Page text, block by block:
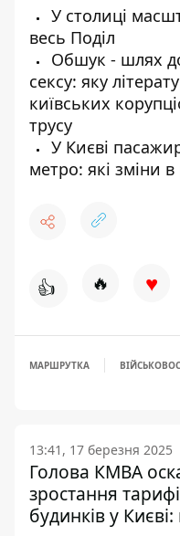
У столиці
весь Поділ
Обшук - шлях до
сексу: яку
київських
трусу
У Києві
метро: які зміни
👍 🔥 ♥
МАРШРУТКА
13:41, 17 березня 2025
Голова КМВА
зростання
будинків у